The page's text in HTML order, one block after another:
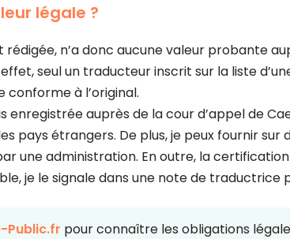
légale ?
n’a donc aucune valeur probante
seul un traducteur inscrit sur la liste
à l’original.
enregistrée auprès de la cour d’appel de
pays étrangers. De plus, je peux fournir
une administration. En outre, la
je le signale dans une note de
Public.fr pour connaître les obligations